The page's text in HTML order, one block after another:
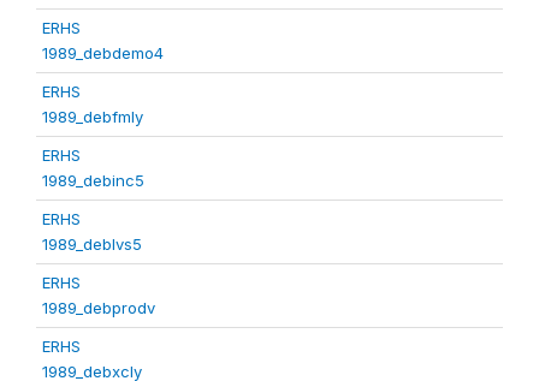
ERHS
1989_debdemo4
ERHS
1989_debfmly
ERHS
1989_debinc5
ERHS
1989_deblvs5
ERHS
1989_debprodv
ERHS
1989_debxcly